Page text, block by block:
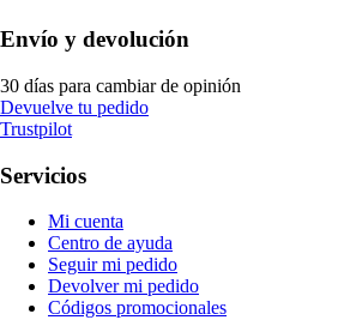
Envío y devolución
30 días para cambiar de opinión
Devuelve tu pedido
Trustpilot
Servicios
Mi cuenta
Centro de ayuda
Seguir mi pedido
Devolver mi pedido
Códigos promocionales